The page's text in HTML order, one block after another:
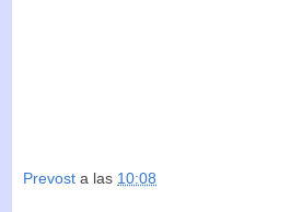
Prevost a las 10:08